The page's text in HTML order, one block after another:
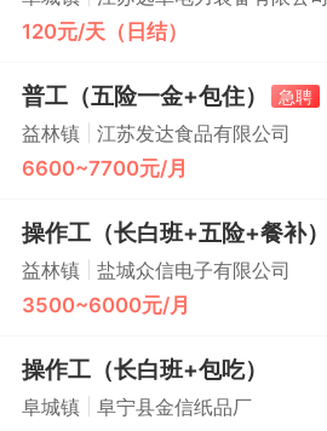
120元/天（日结）
普工（五险一金+包住）
急聘
益林镇
江苏发达食品有限公司
6600~7700元/月
操作工（长白班+五险+餐补）
益林镇
盐城众信电子有限公司
3500~6000元/月
操作工（长白班+包吃）
阜城镇 阜宁县金信纸品厂